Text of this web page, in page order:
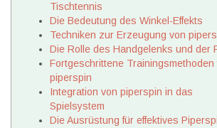
Tischtennis
Die Bedeutung des Winkel-Effekts
Techniken zur Erzeugung von
Die Rolle des Handgelenks und der
Fortgeschrittene Trainingsmethoden
piperspin
Integration von piperspin in das
Spielsystem
Die Ausrüstung für effektives